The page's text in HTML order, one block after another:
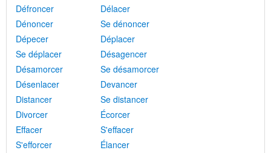
Défroncer
Délacer
Dénoncer
Se dénoncer
Dépecer
Déplacer
Se déplacer
Désagencer
Désamorcer
Se désamorcer
Désenlacer
Devancer
Distancer
Se distancer
Divorcer
Écorcer
Effacer
S'effacer
S'efforcer
Élancer